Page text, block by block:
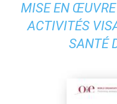
MISE EN ŒUVRE
ACTIVITÉS
SANTÉ